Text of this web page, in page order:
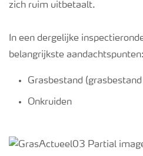
zich ruim uitbetaalt.
In een dergelijke
belangrijkste aandachtspunten:
Grasbestand
Onkruiden